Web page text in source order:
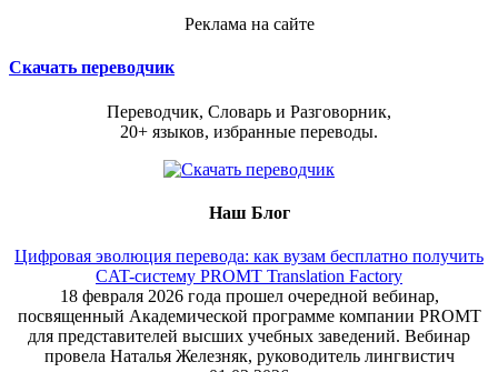
Реклама на сайте
Скачать переводчик
Переводчик, Словарь и Разговорник,
20+ языков, избранные переводы.
Наш Блог
Цифровая эволюция перевода: как вузам бесплатно получить
CAT-систему PROMT Translation Factory
18 февраля 2026 года прошел очередной вебинар,
посвященный Академической программе компании PROMT
для представителей высших учебных заведений. Вебинар
провела Наталья Железняк, руководитель лингвистич